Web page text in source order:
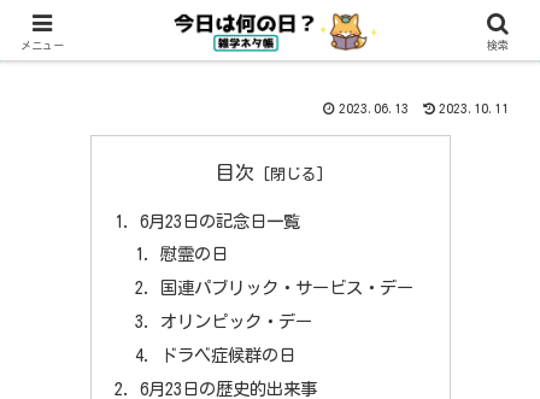
2023.06.13 2023.10.11
目次
6月23日の記念日一覧
慰霊の日
国連パブリック・サービス・デー
オリンピック・デー
ドラベ症候群の日
6月23日の歴史的出来事
メニュー 検索